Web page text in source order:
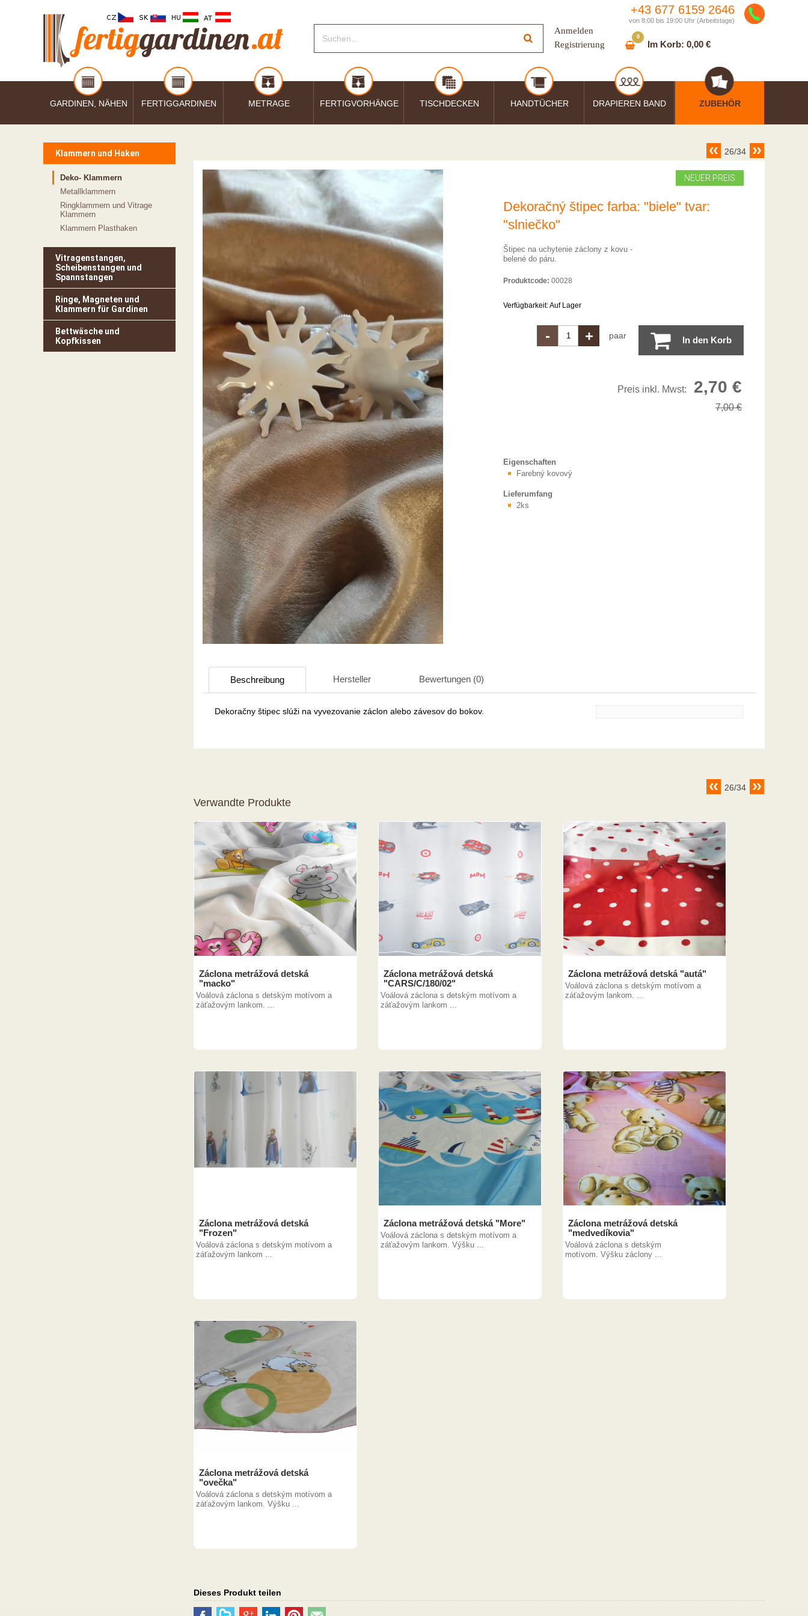
+43 677 6159 2646
von 8:00 bis 19:00 Uhr (Arbeitstage)
Anmelden
Registrierung
Im Korb: 0,00 €
0
GARDINEN, NÄHEN FERTIGGARDINEN METRAGE FERTIGVORHÄNGE TISCHDECKEN HANDTÜCHER DRAPIEREN BAND ZUBEHÖR
Klammern und Haken
Deko- Klammern
Metallklammern
Ringklammern und Vitrage
Klammern
Klammern Plasthaken
Vitragenstangen,
Scheibenstangen und
Spannstangen
Ringe, Magneten und
Klammern für Gardinen
Bettwäsche und
Kopfkissen
26/34
NEUER PREIS
Dekoračný štipec farba: "biele" tvar:
"slniečko"
Štipec na uchytenie záclony z kovu -
belené do páru.
Produktcode: 00028
Verfügbarkeit:Auf Lager
- + paar In den Korb
Preis inkl. Mwst: 2,70 €
7,00€
Eigenschaften
Farebný kovový
Lieferumfang
2ks
Beschreibung Hersteller Bewertungen (0)
Dekoračny štipec slúži na vyvezovanie záclon alebo závesov do bokov.
26/34
Verwandte Produkte
Záclona metrážová detská
"macko"
Voálová záclona s detským motívom a
záťažovým lankom. ...
Záclona metrážová detská
"CARS/C/180/02"
Voálová záclona s detským motívom a
záťažovým lankom ...
Záclona metrážová detská "autá"
Voálová záclona s detským motívom a
záťažovým lankom. ...
Záclona metrážová detská
"Frozen"
Voálová záclona s detským motívom a
záťažovým lankom ...
Záclona metrážová detská "More"
Voálová záclona s detským motívom a
záťažovým lankom. Výšku ...
Záclona metrážová detská
"medvedíkovia"
Voálová záclona s detským
motívom. Výšku záclony ...
Záclona metrážová detská
"ovečka"
Voálová záclona s detským motívom a
záťažovým lankom. Výšku ...
Dieses Produkt teilen